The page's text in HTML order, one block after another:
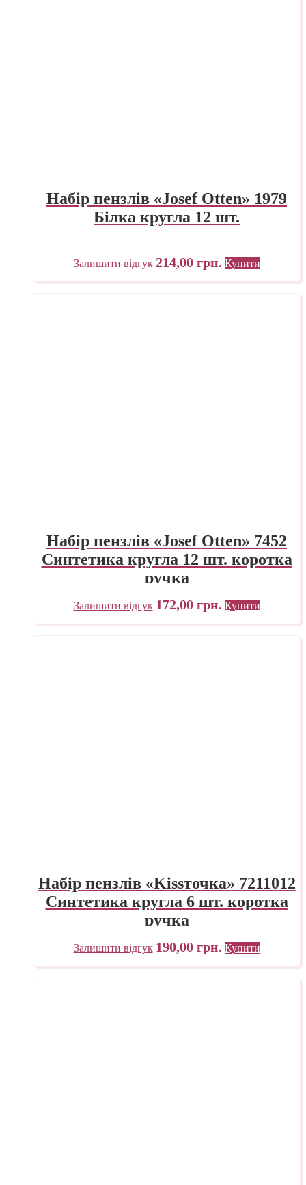
Набір пензлів «Josef Otten» 1979
Білка кругла 12 шт.
Залишити відгук 214,00 грн. Купити
Набір пензлів «Josef Otten» 7452
Синтетика кругла 12 шт. коротка
ручка
Залишити відгук 172,00 грн. Купити
Набір пензлів «Kissточка» 7211012
Синтетика кругла 6 шт. коротка
ручка
Залишити відгук 190,00 грн. Купити